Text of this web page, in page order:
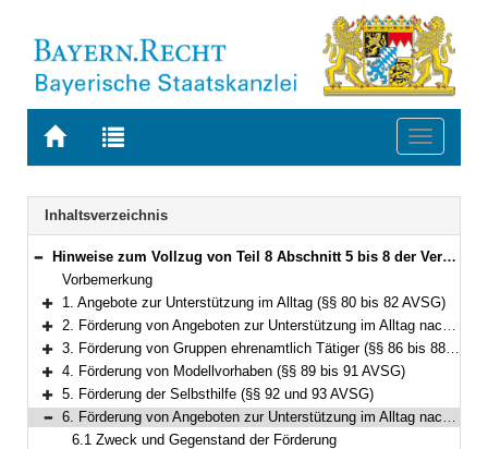
Zur
BAYERN.RECHT
Zur
letzten
Suche
Toggle
Navigation
Inhaltsverzeichnis
Bereich reduzieren
Hinweise zum Vollzug von Teil 8 Abschnitt 5 bis 8 der Verordnung zur Ausführung der Sozialgesetze – Anerkennung und Förderung von Angeboten zur Unterstützung im Alltag, Förderung von ehrenamtlichen Strukturen und von Modellvorhaben sowie der Selbsthilfe in der Pflege nach den §§ 45a, 45c und 45d SGB XI
Vorbemerkung
Bereich erweitern
1. Angebote zur Unterstützung im Alltag (§§ 80 bis 82 AVSG)
Bereich erweitern
2. Förderung von Angeboten zur Unterstützung im Alltag nach § 81 Nr. 1 bis 6 AVSG (§§ 83 bis 85 AVSG)
Bereich erweitern
3. Förderung von Gruppen ehrenamtlich Tätiger (§§ 86 bis 88 AVSG)
Bereich erweitern
4. Förderung von Modellvorhaben (§§ 89 bis 91 AVSG)
Bereich erweitern
5. Förderung der Selbsthilfe (§§ 92 und 93 AVSG)
Bereich reduzieren
6. Förderung von Angeboten zur Unterstützung im Alltag nach § 81 Nr. 9 AVSG (§§ 83 bis 85 AVSG)
6.1 Zweck und Gegenstand der Förderung